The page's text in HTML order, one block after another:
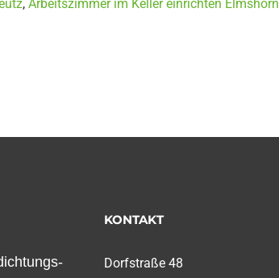
, Arbeitszimmer im Keller einrichten Elmshorn
KONTAKT
Dorfstraße 48